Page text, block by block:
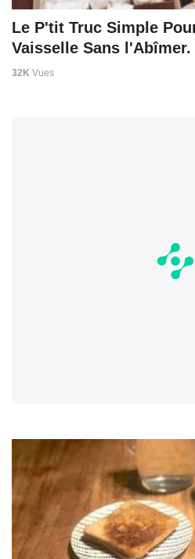
Le P'tit Truc Simple
Vaisselle Sans l'Abîmer.
32K Vues